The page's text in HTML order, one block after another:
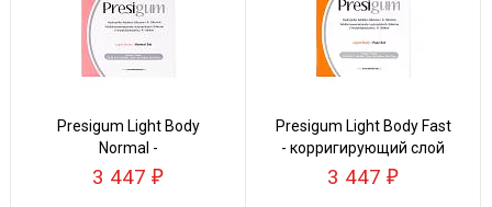
Presigum Light Body
Normal -
корригирующий слой
3 447
Presigum Light Body Fast
- корригирующий слой
3 447